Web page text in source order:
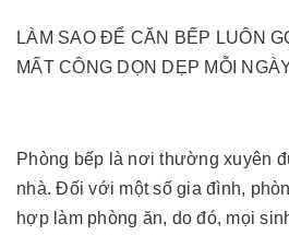
LÀM SAO ĐỂ CĂN BẾP LUÔN
MẤT CÔNG DỌN DẸP MỖI
Phòng bếp là nơi thường xuyên
nhà. Đối với một số gia đình,
hợp làm phòng ăn, do đó, mọi